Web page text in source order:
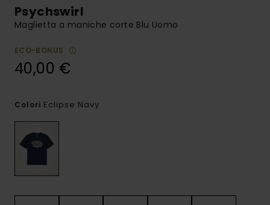
Psychswirl
Maglietta a maniche corte Blu Uomo
ECO-BONUS
40,00 €
Colori Eclipse Navy